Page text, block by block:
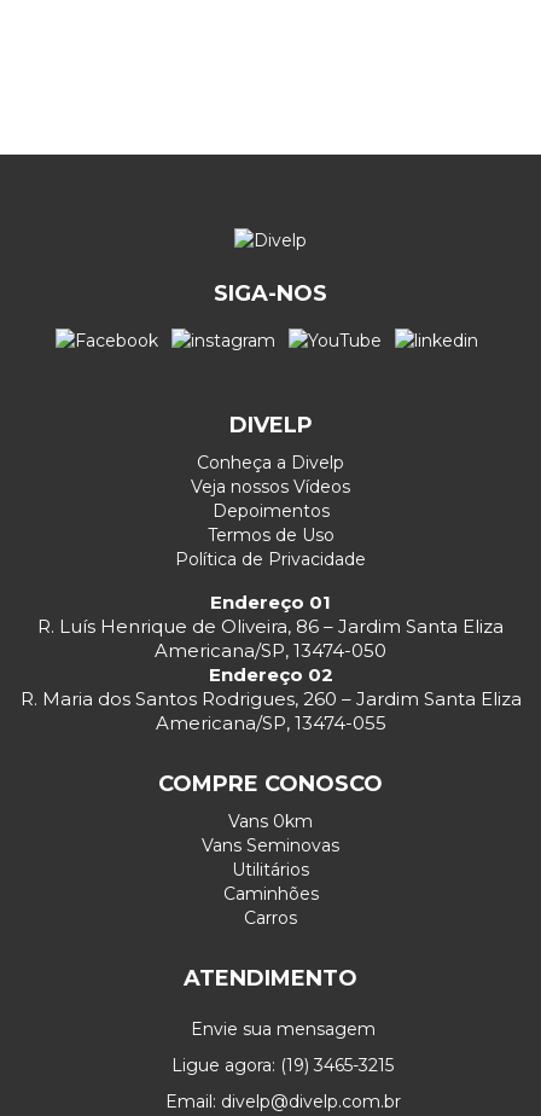
SIGA-NOS
DIVELP
Conheça a Divelp
Veja nossos Vídeos
Depoimentos
Termos de Uso
Política de Privacidade
Endereço 01
R. Luís Henrique de Oliveira, 86 – Jardim Santa Eliza
Americana/SP, 13474-050
Endereço 02
R. Maria dos Santos Rodrigues, 260 – Jardim Santa Eliza
Americana/SP, 13474-055
COMPRE CONOSCO
Vans 0km
Vans Seminovas
Utilitários
Caminhões
Carros
ATENDIMENTO
Envie sua mensagem
Ligue agora: (19) 3465-3215
Email: divelp@divelp.com.br